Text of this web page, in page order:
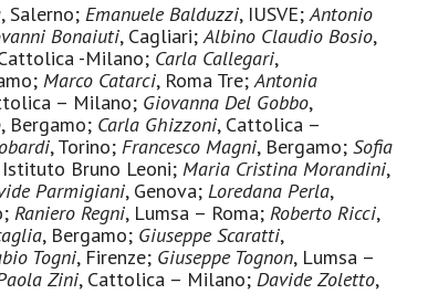
, Salerno; Emanuele Balduzzi, IUSVE;Antonio
Bonaiuti, Cagliari;Albino Claudio Bosio,
-Milano; Carla Callegari,
Marco Catarci, Roma Tre;Antonia
– Milano; Giovanna Del Gobbo,
, Bergamo; Carla Ghizzoni, Cattolica –
, Torino; Francesco Magni, Bergamo; Sofia
Istituto Bruno Leoni; Maria Cristina Morandini,
Parmigiani, Genova; Loredana Perla,
Raniero Regni, Lumsa – Roma; Roberto Ricci,
, Bergamo; Giuseppe Scaratti,
Togni, Firenze; Giuseppe Tognon, Lumsa –
Zini, Cattolica – Milano; Davide Zoletto,